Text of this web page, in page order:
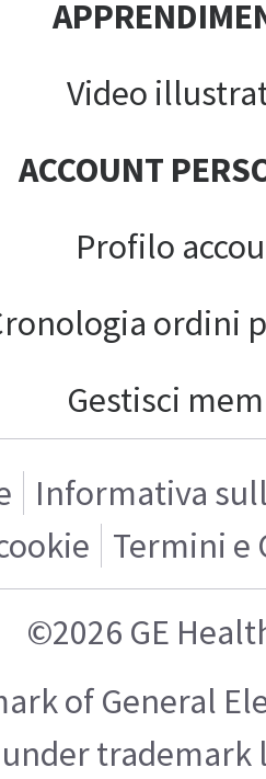
Video
ACCOUNT
Profilo
ordini
Gestisci
Informativa
Termini e
©2026 GE
of General
under trademark